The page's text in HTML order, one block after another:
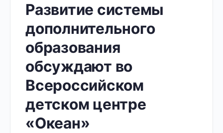
Развитие системы
дополнительного
образования
обсуждают во
Всероссийском
детском центре
«Океан»